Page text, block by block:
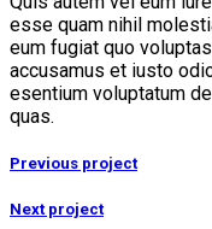
esse quam nihil
eum fugiat quo
accusamus et iusto
esentium voluptatum
quas.
Previous project
Next project